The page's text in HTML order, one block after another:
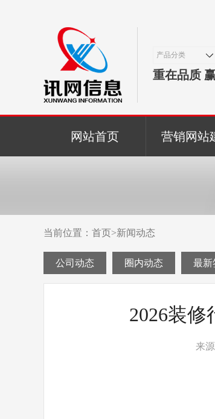
产品分类
重在品质
网站首页 营销网站
当前位置： 首页>新闻动态
公司动态 圈内动态 最新
2026装修
来